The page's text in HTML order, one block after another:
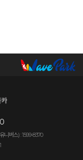
니버스) : 1599-8370